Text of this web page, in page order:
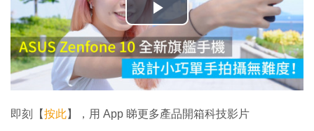
播
放
影
片
即刻【按此】，用 App 睇更多產品開箱科技影片